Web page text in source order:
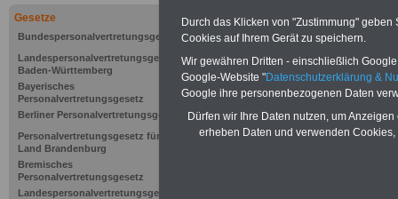
Gesetze
Bundespersonalvertretungsgesetz
Landespersonalvertretungsgesetz
Baden-Württemberg
Bayerisches
Personalvertretungsgesetz
Berliner Personalvertretungsgesetz
Personalvertretungsgesetz für das
Land Brandenburg
Bremisches
Personalvertretungsgesetz
Landespersonalvertretungsgesetz
Durch das Klicken von "Zustimmung"
Cookies auf Ihrem Gerät zu speichern.
Wir gewähren Dritten - einschließlich
Google-Website "Datenschutzerklärung &
Google ihre personenbezogenen Daten
Dürfen wir Ihre Daten nutzen, um
erheben Daten und verwenden